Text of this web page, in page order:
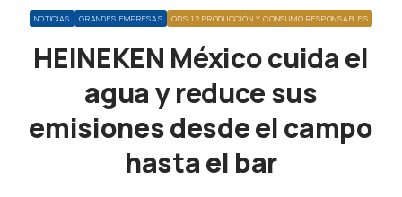
NOTICIAS GRANDES EMPRESAS ODS 12 PRODUCCIÓN Y CONSUMO RESPONSABLES
HEINEKEN México cuida el
agua y reduce sus
emisiones desde el campo
hasta el bar